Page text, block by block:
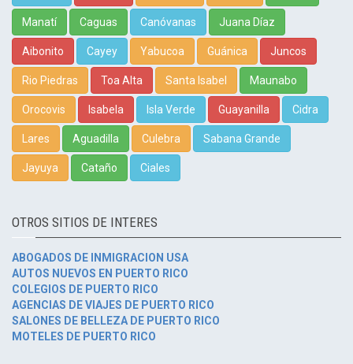
Manatí Caguas Canóvanas Juana Díaz
Aibonito Cayey Yabucoa Guánica Juncos
Rio Piedras Toa Alta Santa Isabel Maunabo
Orocovis Isabela Isla Verde Guayanilla Cidra
Lares Aguadilla Culebra Sabana Grande
Jayuya Cataño Ciales
OTROS SITIOS DE INTERES
ABOGADOS DE INMIGRACION USA
AUTOS NUEVOS EN PUERTO RICO
COLEGIOS DE PUERTO RICO
AGENCIAS DE VIAJES DE PUERTO RICO
SALONES DE BELLEZA DE PUERTO RICO
MOTELES DE PUERTO RICO